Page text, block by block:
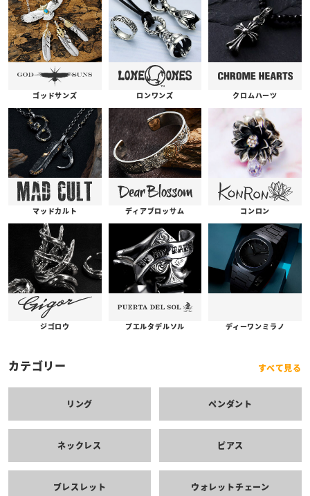
ゴッドサンズ ロンワンズ クロムハーツ
マッドカルト ディアブロッサム コンロン
ジゴロウ プエルタデルソル ディーワンミラノ
カテゴリー すべて見る
リング ペンダント
ネックレス ピアス
ブレスレット ウォレットチェーン